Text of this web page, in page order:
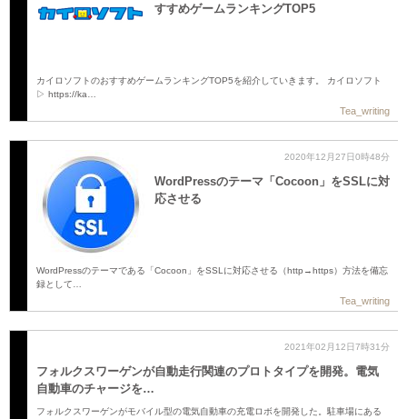
すすめゲームランキングTOP5
カイロソフトのおすすめゲームランキングTOP5を紹介していきます。 カイロソフト
▷ https://ka…
Tea_writing
2020年12月27日0時48分
WordPressのテーマ「Cocoon」をSSLに対
応させる
WordPressのテーマである「Cocoon」をSSLに対応させる（http→https）方法を備忘
録として…
Tea_writing
2021年02月12日7時31分
フォルクスワーゲンが自動走行関連のプロトタイプを開発。電気
自動車のチャージを…
フォルクスワーゲンがモバイル型の電気自動車の充電ロボを開発した。駐車場にある